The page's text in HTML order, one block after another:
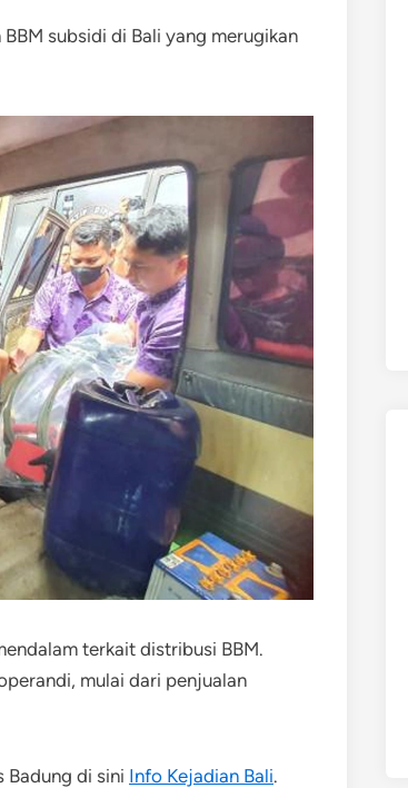
subsidi di Bali yang merugikan
terkait distribusi BBM.
mulai dari penjualan
Badung di sini Info Kejadian Bali.